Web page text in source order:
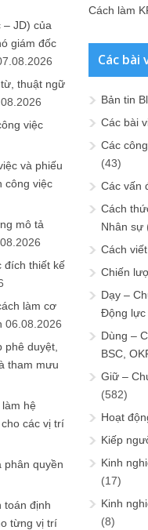
– JD) của
giám đốc
thuật ngữ
việc
và phiếu
công việc
mô tả
đích thiết kế
làm cơ
06.08.2026
phê duyệt,
tham mưu
hệ
các vị trí
phân quyền
toán định
từng vị trí
Cách làm
Các bài
Bản tin
Các bài
Các
(43)
Các vấn
Cách
Nhân sự
Cách
Chiến
Dạy –
Động lực
Dùng –
BSC,
Giữ –
(582)
Hoạt
Kiếp
Kinh
(17)
Kinh
(8)